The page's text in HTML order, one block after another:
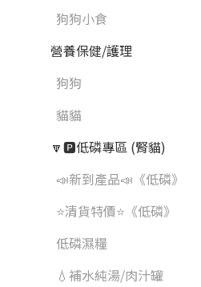
狗狗小食
營養保健/護理
狗狗
貓貓
🔽🅿️低磷專區 (腎貓)
📣新到產品📣《低磷》
⭐清貨特價⭐《低磷》
低磷濕糧
💧補水純湯/肉汁罐